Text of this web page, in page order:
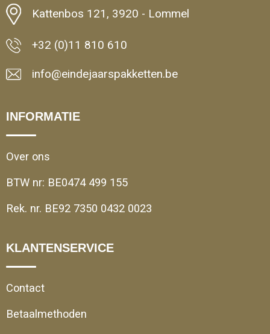
Kattenbos 121, 3920 - Lommel
+32 (0)11 810 610
info@eindejaarspakketten.be
INFORMATIE
Over ons
BTW nr: BE0474 499 155
Rek. nr. BE92 7350 0432 0023
KLANTENSERVICE
Contact
Betaalmethoden